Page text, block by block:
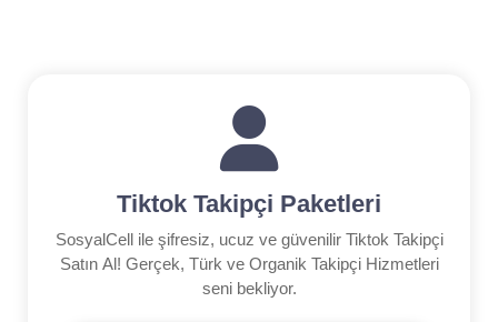
Tiktok Takipçi Paketleri
SosyalCell ile şifresiz, ucuz ve güvenilir Tiktok Takipçi
Satın Al! Gerçek, Türk ve Organik Takipçi Hizmetleri
seni bekliyor.